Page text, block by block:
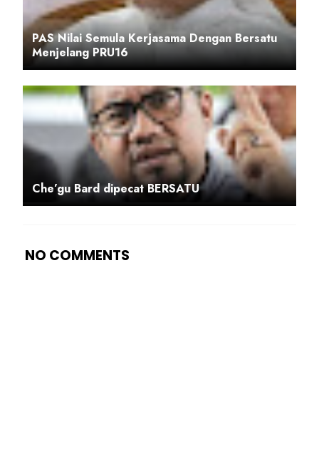
PAS Nilai Semula Kerjasama Dengan Bersatu
Menjelang PRU16
Che’gu Bard dipecat BERSATU
NO COMMENTS